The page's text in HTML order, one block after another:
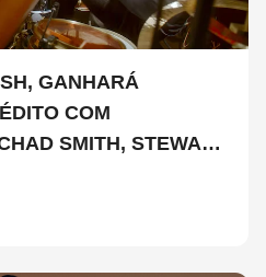
GANHARÁ
COM
SMITH, STEWART